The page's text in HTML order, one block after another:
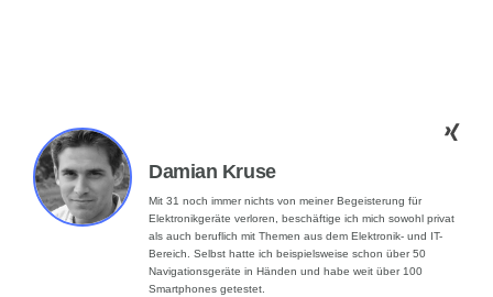
Damian Kruse
Mit 31 noch immer nichts von meiner Begeisterung für
Elektronikgeräte verloren, beschäftige ich mich sowohl privat
als auch beruflich mit Themen aus dem Elektronik- und IT-
Bereich. Selbst hatte ich beispielsweise schon über 50
Navigationsgeräte in Händen und habe weit über 100
Smartphones getestet.